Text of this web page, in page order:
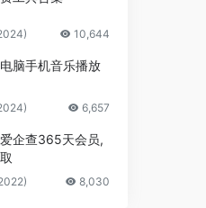
10,644
脑手机音乐播放
6,657
企查365天会员,
8,030